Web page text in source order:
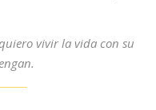
vivir la vida con su